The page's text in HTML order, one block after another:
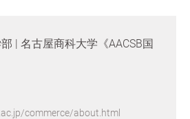
| 名古屋商科大学《AACSB国
commerce/about.html